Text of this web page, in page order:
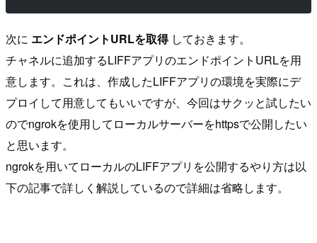
次に エンドポイントURLを取得しておきます。
チャネルに追加するLIFFアプリのエンドポイントURLを用
意します。これは、作成したLIFFアプリの環境を実際にデ
プロイして用意してもいいですが、今回はサクッと試したい
のでngrokを使用してローカルサーバーをhttpsで公開したい
と思います。
ngrokを用いてローカルのLIFFアプリを公開するやり方は以
下の記事で詳しく解説しているので詳細は省略します。